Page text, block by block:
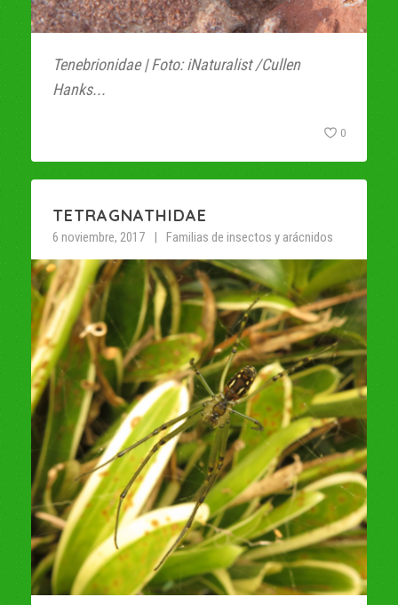
Tenebrionidae | Foto: iNaturalist /Cullen
Hanks...
0
TETRAGNATHIDAE
6 noviembre, 2017 Familias de insectos y arácnidos